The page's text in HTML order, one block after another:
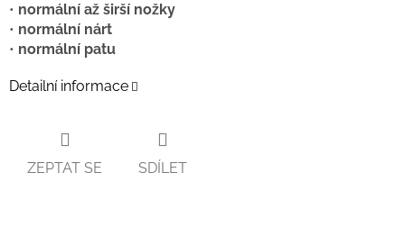
• normální až širší nožky
• normální nárt
• normální patu
Detailní informace
ZEPTAT SE SDÍLET